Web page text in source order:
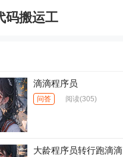
码搬运工
滴滴程序员
问答 阅读(305)
大龄程序员转行跑滴滴